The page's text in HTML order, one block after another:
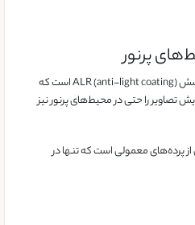
پرنور
یکی از مزیت‌های ویژه این مدل، پوشش ALR (anti-light coating) است که
تصاویر را حتی در محیط‌های پرنور نیز
پرده‌های معمولی است که تنها در